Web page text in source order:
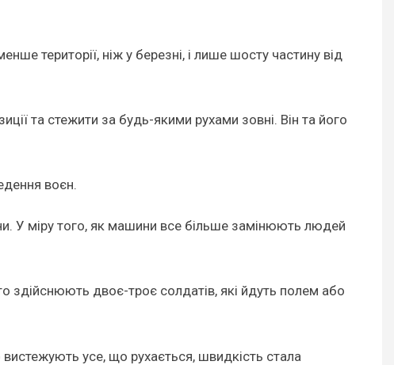
території, ніж у березні, і лише шосту частину від
та стежити за будь-якими рухами зовні. Він та його
воєн.
У міру того, як машини все більше замінюють людей
здійснюють двоє-троє солдатів, які йдуть полем або
усе, що рухається, швидкість стала